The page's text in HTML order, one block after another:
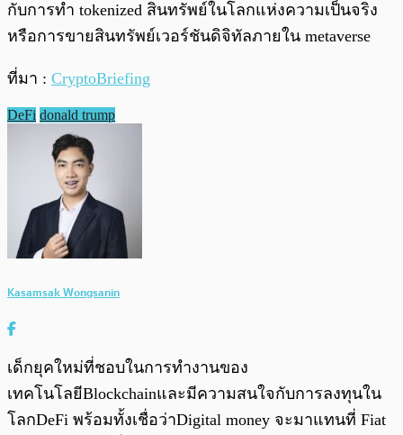
กับการทำ tokenized สินทรัพย์ในโลกแห่งความเป็นจริง
หรือการขายสินทรัพย์เวอร์ชันดิจิทัลภายใน metaverse
ที่มา : CryptoBriefing
DeFi donald trump
Kasamsak Wongsanin
เด็กยุคใหม่ที่ชอบในการทำงานของ
เทคโนโลยีBlockchainและมีความสนใจกับการลงทุนใน
โลกDeFi พร้อมทั้งเชื่อว่าDigital money จะมาแทนที่ Fiat